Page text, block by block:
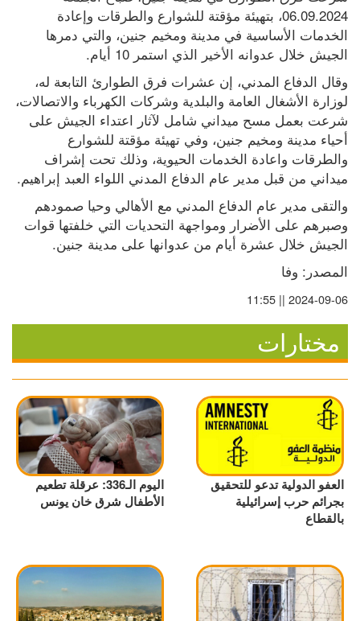
الجيش خلال عدوانه الأخير الذي استمر 10 أيام.
ميداني من قبل مدير عام الدفاع المدني اللواء العبد إبراهيم.
الجيش خلال عشرة أيام من عدوانها على مدينة جنين.
المصدر: وفا
2024-09-06 || 11:55
مختارات
العفو الدولية تدعو للتحقيق
بجرائم حرب إسرائيلية
بالقطاع
اليوم الـ336: عرقلة تطعيم
الأطفال شرق خان يونس